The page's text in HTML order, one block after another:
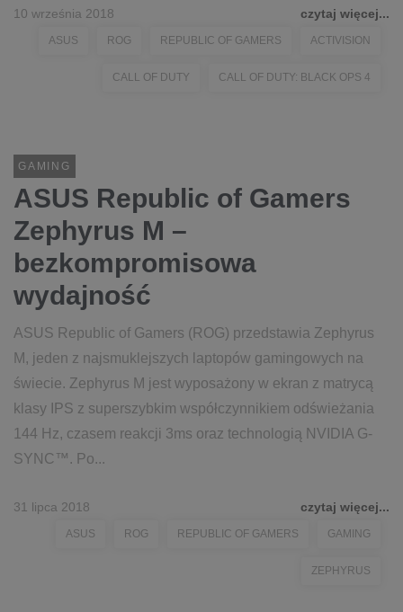
10 września 2018 czytaj więcej...
ASUS ROG REPUBLIC OF GAMERS ACTIVISION
CALL OF DUTY CALL OF DUTY: BLACK OPS 4
GAMING
ASUS Republic of Gamers
Zephyrus M –
bezkompromisowa
wydajność
ASUS Republic of Gamers (ROG) przedstawia Zephyrus
M, jeden z najsmuklejszych laptopów gamingowych na
świecie. Zephyrus M jest wyposażony w ekran z matrycą
klasy IPS z superszybkim współczynnikiem odświeżania
144 Hz, czasem reakcji 3ms oraz technologią NVIDIA G-
SYNC™. Po...
31 lipca 2018 czytaj więcej...
ASUS ROG REPUBLIC OF GAMERS GAMING
ZEPHYRUS